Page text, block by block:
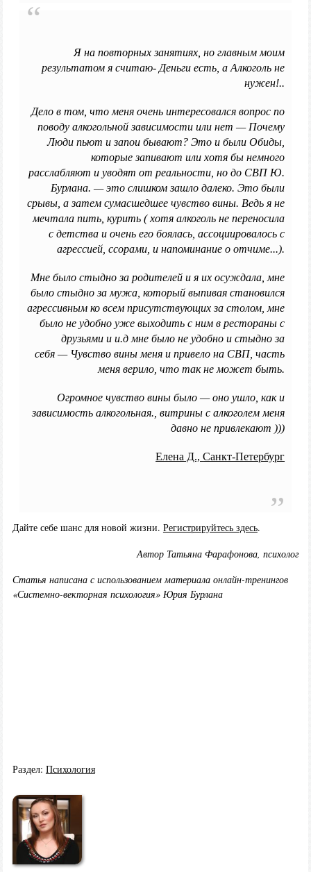
Я на повторных занятиях, но главным моим
результатом я считаю- Деньги есть, а Алкоголь не
нужен!..
Дело в том, что меня очень интересовался вопрос по
поводу алкогольной зависимости или нет — Почему
Люди пьют и запои бывают? Это и были Обиды,
которые запивают или хотя бы немного
расслабляют и уводят от реальности, но до СВП Ю.
Бурлана. — это слишком зашло далеко. Это были
срывы, а затем сумасшедшее чувство вины. Ведь я не
мечтала пить, курить ( хотя алкоголь не переносила
с детства и очень его боялась, ассоциировалось с
агрессией, ссорами, и напоминание о отчиме...).
Мне было стыдно за родителей и я их осуждала, мне
было стыдно за мужа, который выпивая становился
агрессивным ко всем присутствующих за столом, мне
было не удобно уже выходить с ним в рестораны с
друзьями и и.д мне было не удобно и стыдно за
себя — Чувство вины меня и привело на СВП, часть
меня верило, что так не может быть.
Огромное чувство вины было — оно ушло, как и
зависимость алкогольная., витрины с алкоголем меня
давно не привлекают )))
Елена Д.,Санкт-Петербург
Дайте себе шанс для новой жизни. Регистрируйтесь здесь.
Автор Татьяна Фарафонова, психолог
Статья написана с использованием материала онлайн-тренингов
«Системно-векторная психология» Юрия Бурлана
Раздел: Психология